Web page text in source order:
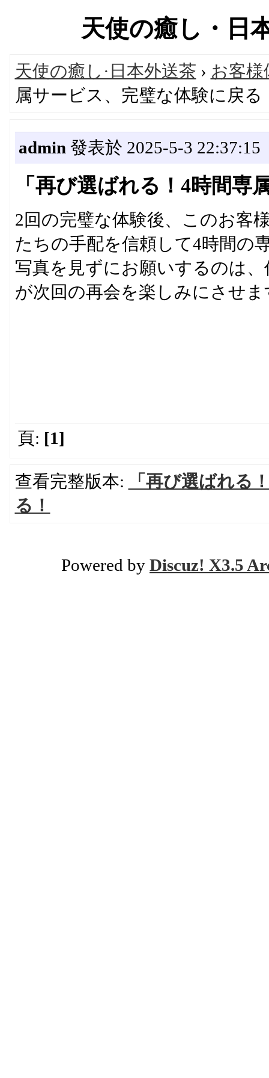
天使の癒し・日
天使の癒し·日本外送茶 › お客
属サービス、完璧な体験に戻る
admin 發表於 2025-5-3 22:37:15
「再び選ばれる！4時間専
2回の完璧な体験後、このお客
たちの手配を信頼して4時間の
写真を見ずにお願いするのは
が次回の再会を楽しみにさせま
頁: [1]
查看完整版本:
「再び選ばれる
る！
Powered by Discuz! X3.5